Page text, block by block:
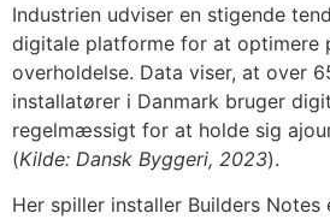
Industrien udviser en stigende
digitale platforme for at optimere
overholdelse. Data viser, at over
installatører i Danmark bruger
regelmæssigt for at holde sig
(Kilde: Dansk Byggeri, 2023).
Her spiller installer Builders